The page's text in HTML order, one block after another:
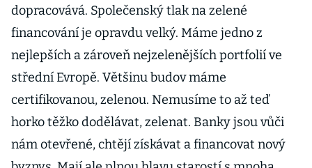
dopracovává. Společenský tlak na zelené
financování je opravdu velký. Máme jedno z
nejlepších a zároveň nejzelenějších portfolií ve
střední Evropě. Většinu budov máme
certifikovanou, zelenou. Nemusíme to až teď
horko těžko dodělávat, zelenat. Banky jsou vůči
nám otevřené, chtějí získávat a financovat nový